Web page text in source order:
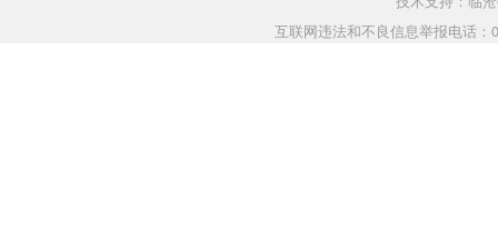
互联网违法和不良信息举报电话